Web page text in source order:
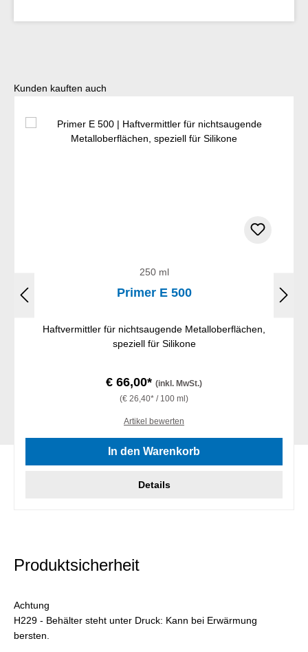
Produktgalerie überspringen
Kunden kauften auch
250 ml
Primer E 500
Haftvermittler für nichtsaugende Metalloberflächen,
speziell für Silikone
€ 66,00* (inkl. MwSt.)
(€ 26,40* / 100 ml)
Artikel bewerten
In den Warenkorb
Details
Produktsicherheit
Achtung
H229 - Behälter steht unter Druck: Kann bei Erwärmung
bersten.